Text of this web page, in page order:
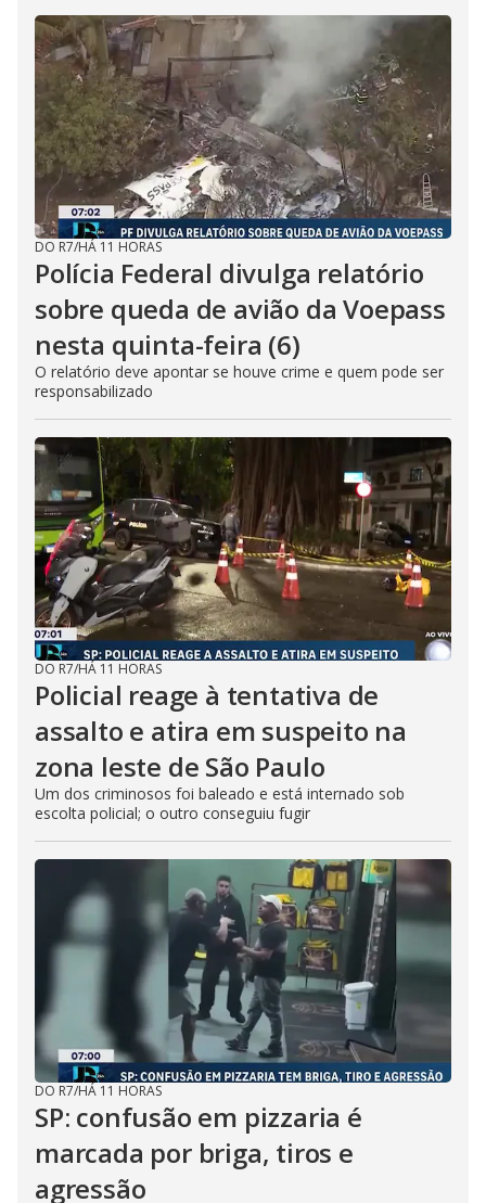
DO R7/HÁ 11 HORAS
Polícia Federal divulga relatório
sobre queda de avião da Voepass
nesta quinta-feira (6)
O relatório deve apontar se houve crime e quem pode ser
responsabilizado
DO R7/HÁ 11 HORAS
Policial reage à tentativa de
assalto e atira em suspeito na
zona leste de São Paulo
Um dos criminosos foi baleado e está internado sob
escolta policial; o outro conseguiu fugir
DO R7/HÁ 11 HORAS
SP: confusão em pizzaria é
marcada por briga, tiros e
agressão